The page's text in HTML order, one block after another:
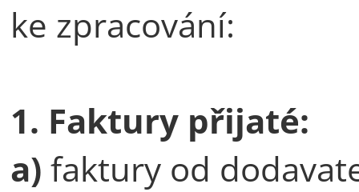
ke zpracování:
1. Faktury přijaté:
a) faktury od